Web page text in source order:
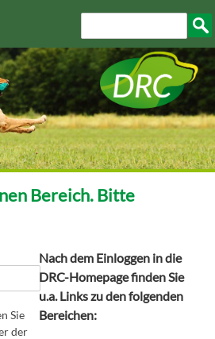
Bereich. Bitte
Sie
der
Nach dem Einloggen in die
DRC-Homepage finden Sie
u.a. Links zu den folgenden
Bereichen: